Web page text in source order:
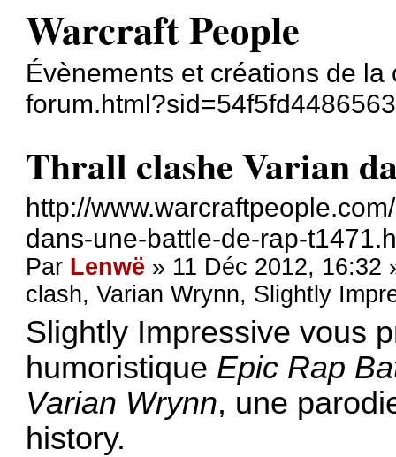
Warcraft People
Évènements et créations de
Thrall clashe Varian
http://
dans-une-battle-de-rap-
Par Lenwë » 11 Déc 2012, 16:32
clash,Varian Wrynn, Slightly
Slightly Impressive vous
humoristique Epic Rap
Varian Wrynn, une
history.